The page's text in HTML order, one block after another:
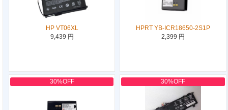
HP VT06XL
9,439 円
HPRT YB-ICR18650-2S1P
2,399 円
30%OFF 30%OFF